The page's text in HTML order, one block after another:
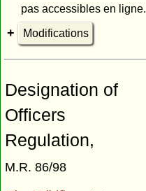
pas accessibles en ligne.
Modifications
Designation of
Officers
Regulation,
M.R. 86/98